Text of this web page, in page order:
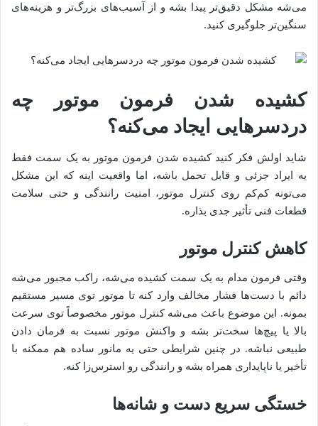
می‌شه مشکل دقیق‌تر پیدا بشه و از آسیب‌های بزرگ‌تر و هزینه‌های
سنگین‌تر جلوگیری کنید.
کشیده شدن فرمون موتور چه
دردسرهایی ایجاد می‌کنه؟
شاید اولش فکر کنید کشیده شدن فرمون موتور به یک سمت فقط
یه ایراد جزئی و قابل تحمل باشه، اما واقعیت اینه که این مشکل
می‌تونه کم‌کم روی کنترل موتور، امنیت رانندگی و حتی سلامت
قطعات فنی تأثیر جدی بذاره.
کاهش کنترل موتور
وقتی فرمون مدام به یک سمت کشیده می‌شه، راکب مجبور می‌شه
دائم با دست‌ها فشار مخالف وارد کنه تا موتور توی مسیر مستقیم
بمونه. این موضوع باعث می‌شه کنترل موتور مخصوصاً توی سرعت
بالا یا پیچ‌ها سخت‌تر بشه و واکنش موتور نسبت به فرمان دادن
طبیعی نباشه. در چنین شرایطی حتی یه مانور ساده هم ممکنه با
تأخیر یا ناپایداری همراه بشه و رانندگی رو استرس‌زا کنه.
خستگی سریع دست و شانه‌ها